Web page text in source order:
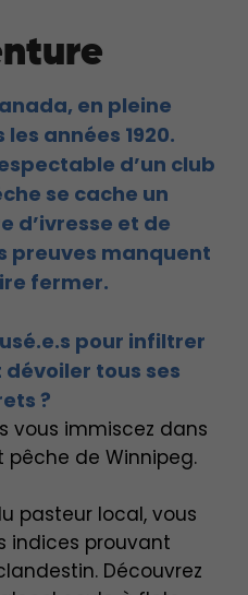
en pleine
années 1920.
d’un club
se cache un
d’ivresse et de
preuves manquent
fermer.
pour infiltrer
tous ses
?
vous immiscez dans
de Winnipeg.
pasteur local, vous
indices prouvant
Découvrez